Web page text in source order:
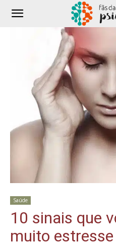
Saúde
10 sinais que
muito estresse